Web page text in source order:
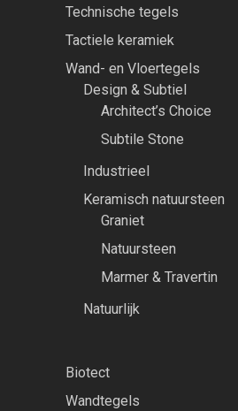
Technische tegels
Tactiele keramiek
Wand- en Vloertegels
Design & Subtiel
Architect’s Choice
Subtile Stone
Industrieel
Keramisch natuursteen
Graniet
Natuursteen
Marmer & Travertin
Natuurlijk
Biotect
Wandtegels